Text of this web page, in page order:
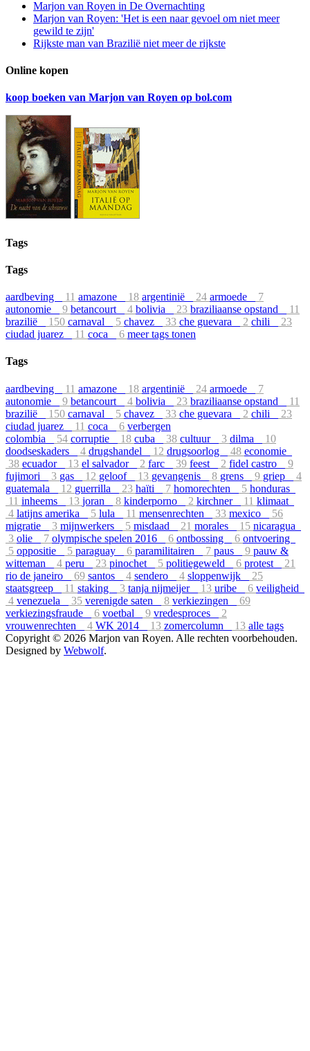
Marjon van Royen in De Overnachting
Marjon van Royen: 'Het is een naar gevoel om niet meer
gewild te zijn'
Rijkste man van Brazilië niet meer de rijkste
Online kopen
koop boeken van Marjon van Royen op bol.com
Tags
Tags
aardbeving 11 amazone 18 argentinië 24 armoede
7
autonomie
9 betancourt 4 bolivia 23 braziliaanse opstand
11
brazilië
150 carnaval 5 chavez 33 che guevara 2 chili
23
ciudad juarez
11 coca 6 meer tags tonen
Tags
aardbeving 11 amazone 18 argentinië 24 armoede
7
autonomie
9 betancourt 4 bolivia 23 braziliaanse opstand
11
brazilië
150 carnaval 5 chavez 33 che guevara 2 chili
23
ciudad juarez
11 coca 6 verbergen
colombia
54 corruptie 18 cuba 38 cultuur 3 dilma
10
doodseskaders
4 drugshandel 12 drugsoorlog 48 economie
38 ecuador 13 el salvador 2 farc 39 feest 2 fidel castro
9
fujimori
3 gas 12 geloof 13 gevangenis 8 grens 9 griep
4
guatemala
12 guerrilla 23 haïti 7 homorechten 5 honduras
11 inheems 13 joran 8 kinderporno 2 kirchner 11 klimaat
4 latijns amerika 5 lula 11 mensenrechten 33 mexico
56
migratie
3 mijnwerkers 5 misdaad 21 morales 15 nicaragua
3 olie 7 olympische spelen 2016 6 ontbossing 6 ontvoering
5 oppositie 5 paraguay 6 paramilitairen 7 paus 9 pauw &
witteman
4 peru 23 pinochet 5 politiegeweld 6 protest
21
rio de janeiro
69 santos 4 sendero 4 sloppenwijk
25
staatsgreep
11 staking 3 tanja nijmeijer 13 uribe 6 veiligheid
4 venezuela 35 verenigde saten 8 verkiezingen
69
verkiezingsfraude
6 voetbal 9 vredesproces
2
vrouwenrechten
4 WK 2014 13 zomercolumn 13 alle tags
Copyright © 2026 Marjon van Royen. Alle rechten voorbehouden.
Designed by Webwolf.